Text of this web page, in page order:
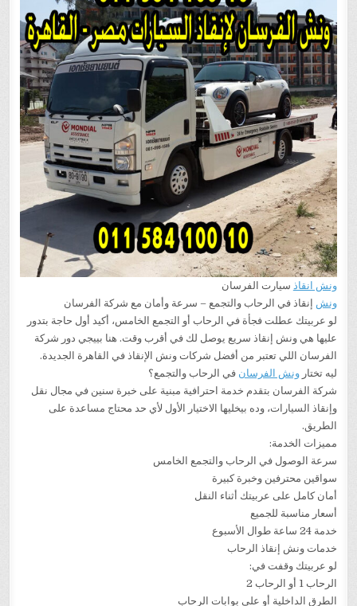
ونش انقاذ سيارت الفرسان
ونش إنقاذ في الرحاب والتجمع – سرعة وأمان مع شركة الفرسان
لو عربيتك عطلت فجأة في الرحاب أو التجمع الخامس، أكيد أول حاجة بتدور
عليها هي ونش إنقاذ سريع يوصل لك في أقرب وقت. هنا بييجي دور شركة
الفرسان اللي تعتبر من أفضل شركات ونش الإنقاذ في القاهرة الجديدة.
ليه تختارونش الفرسان في الرحاب والتجمع؟
شركة الفرسان بتقدم خدمة احترافية مبنية على خبرة سنين في مجال نقل
وإنقاذ السيارات، وده بيخليها الاختيار الأول لأي حد محتاج مساعدة على
الطريق.
مميزات الخدمة:
سرعة الوصول في الرحاب والتجمع الخامس
سواقين محترفين وخبرة كبيرة
أمان كامل على عربيتك أثناء النقل
أسعار مناسبة للجميع
خدمة 24 ساعة طوال الأسبوع
خدمات ونش إنقاذ الرحاب
لو عربيتك وقفت في:
الرحاب 1 أو الرحاب 2
الطرق الداخلية أو على بوابات الرحاب